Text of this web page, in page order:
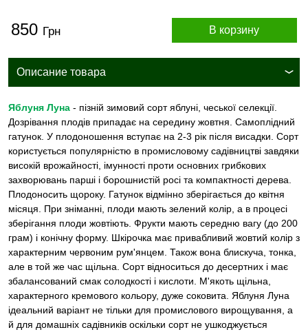
850 Грн В корзину
Описание товара
Яблуня Луна - пізній зимовий сорт яблуні, чеської селекції.
Дозрівання плодів припадає на середину жовтня. Самоплідний
гатунок. У плодоношення вступає на 2-3 рік після висадки. Сорт
користується популярністю в промисловому садівництві завдяки
високій врожайності, імунності проти основних грибкових
захворювань парші і борошнистій росі та компактності дерева.
Плодоносить щороку. Гатунок відмінно зберігається до квітня
місяця. При зніманні, плоди мають зелений колір, а в процесі
зберігання плоди жовтіють. Фрукти мають середню вагу (до 200
грам) і конічну форму. Шкірочка має привабливий жовтий колір з
характерним червоним рум'янцем. Також вона блискуча, тонка,
але в той же час щільна. Сорт відноситься до десертних і має
збалансований смак солодкості і кислоти. М'якоть щільна,
характерного кремового кольору, дуже соковита. Яблуня Луна
ідеальний варіант не тільки для промислового вирощування, а
й для домашніх садівників оскільки сорт не ушкоджується